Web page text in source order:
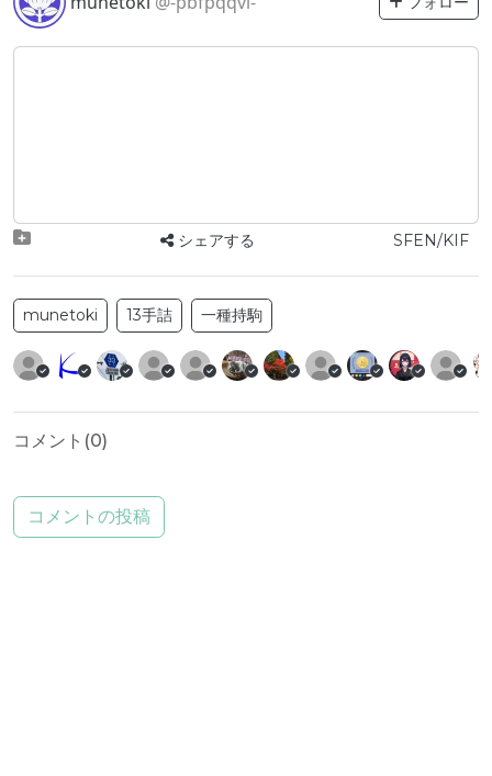
シェアする SFEN/KIF
munetoki 13手詰 一種持駒
コメント(0)
コメントの投稿